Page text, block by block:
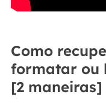
Como
formatar ou
[2 maneiras]